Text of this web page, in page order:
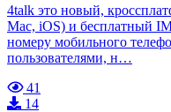
4talk это новый,
Mac, iOS) и бесплатный
номеру мобильного
пользователями, н…
41
14